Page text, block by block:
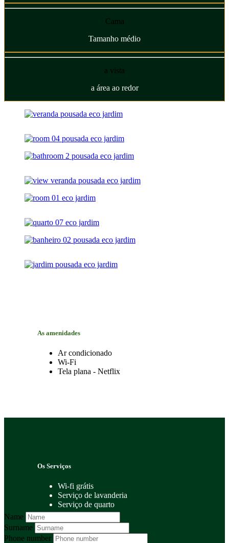
Cama
Tamanho médio
a vista
a área ao redor
As amenidades
Ar condicionado
Wi-Fi
Tela plana - Netflix
Os Serviços
Wi-fi grátis
Serviço de lavanderia
Serviço de quarto
Name
Surname
Phone number